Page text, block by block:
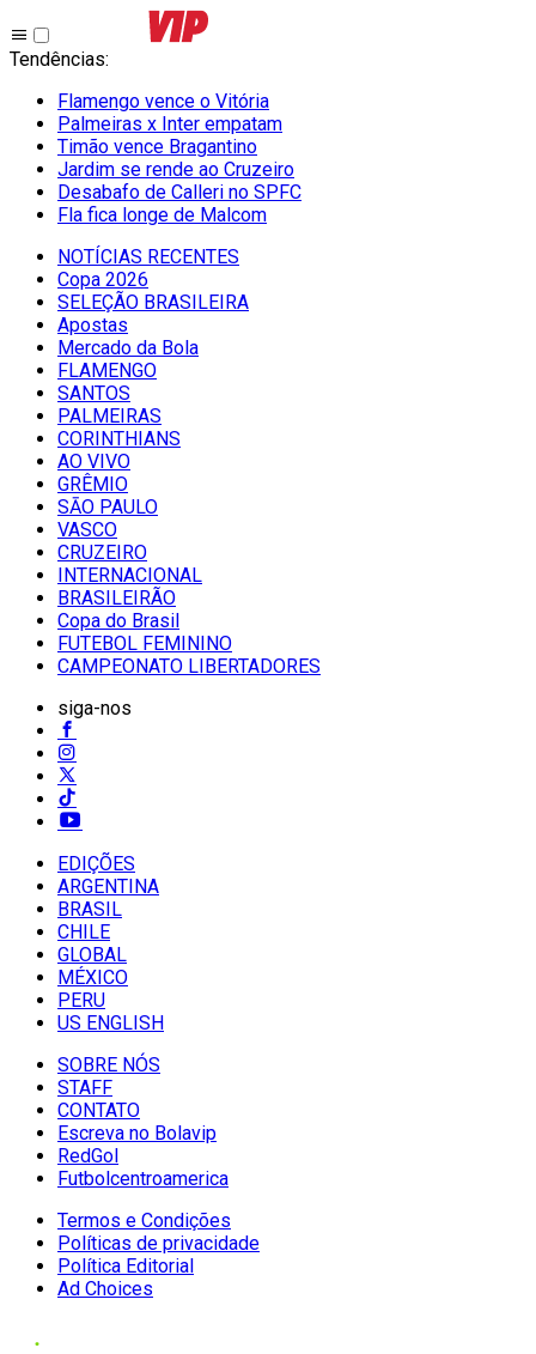
Tendências:
Flamengo vence o Vitória
Palmeiras x Inter empatam
Timão vence Bragantino
Jardim se rende ao Cruzeiro
Desabafo de Calleri no SPFC
Fla fica longe de Malcom
NOTÍCIAS RECENTES
Copa 2026
SELEÇÃO BRASILEIRA
Apostas
Mercado da Bola
FLAMENGO
SANTOS
PALMEIRAS
CORINTHIANS
AO VIVO
GRÊMIO
SĀO PAULO
VASCO
CRUZEIRO
INTERNACIONAL
BRASILEIRÃO
Copa do Brasil
FUTEBOL FEMININO
CAMPEONATO LIBERTADORES
siga-nos
EDIÇÕES
ARGENTINA
BRASIL
CHILE
GLOBAL
MÉXICO
PERU
US ENGLISH
SOBRE NÓS
STAFF
CONTATO
Escreva no Bolavip
RedGol
Futbolcentroamerica
Termos e Condições
Políticas de privacidade
Política Editorial
Ad Choices